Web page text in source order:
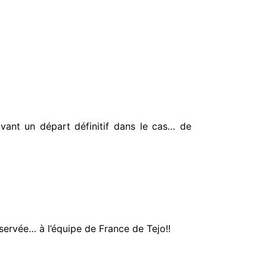
un départ définitif dans le cas… de
à l’équipe de France de Tejo!!